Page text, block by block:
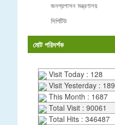
জনপ্রশাসন মন্ত্রণালয়
সিপিটিউ
মোট পরিদর্শক
Visit Today : 128
Visit Yesterday : 189
This Month : 1687
Total Visit : 90061
Total Hits : 346487